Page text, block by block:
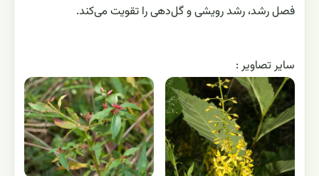
فصل رشد، رشد رویشی و گل‌دهی را تقویت می‌کند.
ساير تصاوير :